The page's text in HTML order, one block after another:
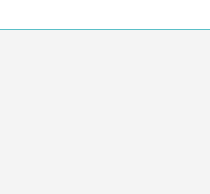
qu'à décrire le film.
!